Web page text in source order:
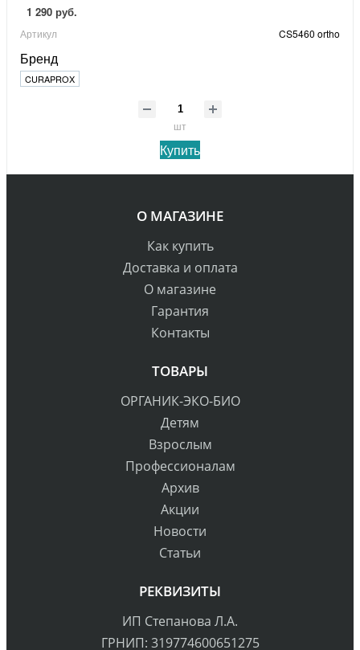
1 290 руб.
Артикул CS5460 ortho
Бренд
CURAPROX
шт
Купить
О МАГАЗИНЕ
Как купить
Доставка и оплата
О магазине
Гарантия
Контакты
ТОВАРЫ
ОРГАНИК-ЭКО-БИО
Детям
Взрослым
Профессионалам
Архив
Акции
Новости
Статьи
РЕКВИЗИТЫ
ИП Степанова Л.А.
ГРНИП: 319774600651275